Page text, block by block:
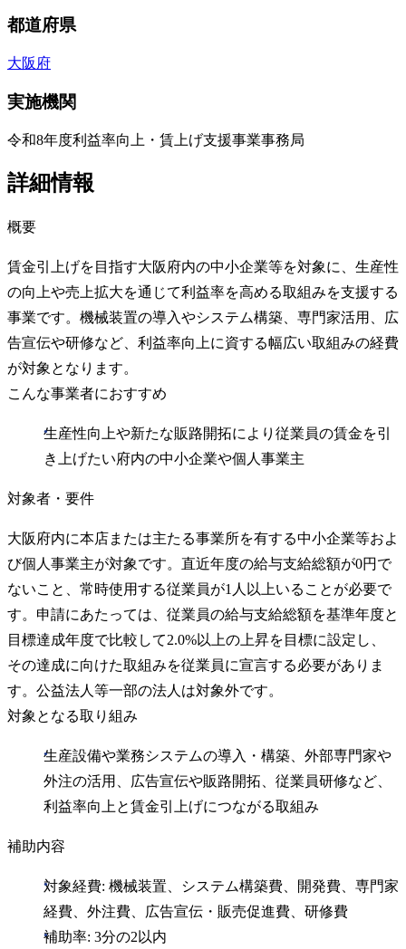
都道府県
大阪府
実施機関
令和8年度利益率向上・賃上げ支援事業事務局
詳細情報
概要
賃金引上げを目指す大阪府内の中小企業等を対象に、生産性
の向上や売上拡大を通じて利益率を高める取組みを支援する
事業です。機械装置の導入やシステム構築、専門家活用、広
告宣伝や研修など、利益率向上に資する幅広い取組みの経費
が対象となります。
こんな事業者におすすめ
生産性向上や新たな販路開拓により従業員の賃金を引
き上げたい府内の中小企業や個人事業主
対象者・要件
大阪府内に本店または主たる事業所を有する中小企業等およ
び個人事業主が対象です。直近年度の給与支給総額が0円で
ないこと、常時使用する従業員が1人以上いることが必要で
す。申請にあたっては、従業員の給与支給総額を基準年度と
目標達成年度で比較して2.0%以上の上昇を目標に設定し、
その達成に向けた取組みを従業員に宣言する必要がありま
す。公益法人等一部の法人は対象外です。
対象となる取り組み
生産設備や業務システムの導入・構築、外部専門家や
外注の活用、広告宣伝や販路開拓、従業員研修など、
利益率向上と賃金引上げにつながる取組み
補助内容
対象経費: 機械装置、システム構築費、開発費、専門家
経費、外注費、広告宣伝・販売促進費、研修費
補助率: 3分の2以内